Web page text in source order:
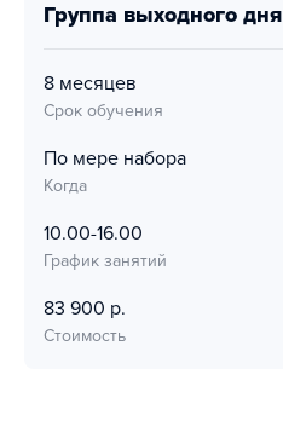
группа выходного дня
8 месяцев
Срок обучения
По мере набора
Когда
10.00-16.00
График занятий
83 900 р.
Стоимость